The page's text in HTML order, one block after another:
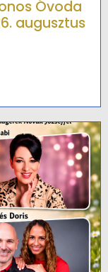
Óvoda
augusztus